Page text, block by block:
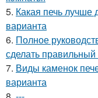
5. Какая печь лучше
варианта
6. Полное
сделать
7. Виды каменок
варианта